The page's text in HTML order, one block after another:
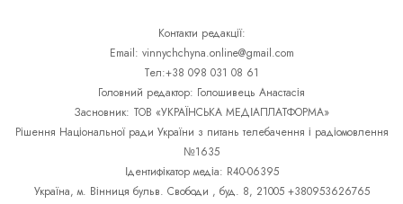
Контакти редакції:
Email: vinnychchyna.online@gmail.com
Тел:+38 098 031 08 61
Головний редактор: Голошивець Анастасія
Засновник: ТОВ «УКРАЇНСЬКА МЕДІАПЛАТФОРМА»
Рішення Національної ради України з питань телебачення і радіомовлення
№1635
Ідентифікатор медіа: R40-06395
Україна, м. Вінниця бульв. Свободи , буд. 8, 21005 +380953626765